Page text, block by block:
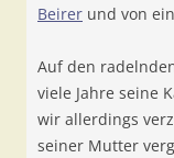
Beirer und von
Auf den
viele Jahre seine
wir allerdings
seiner Mutter